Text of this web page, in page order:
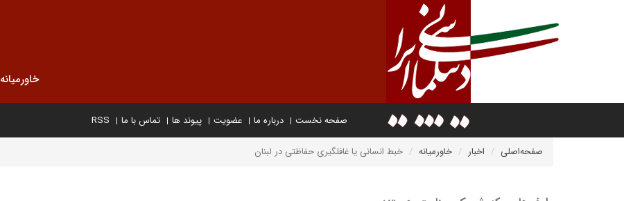
خاورمیانه
صفحه نخست درباره ما عضویت پیوند ها تماس با ما RSS
صفحه‌اصلی اخبار خاورمیانه خبط انسانی یا غافلگیری حفاظتی در لبنان